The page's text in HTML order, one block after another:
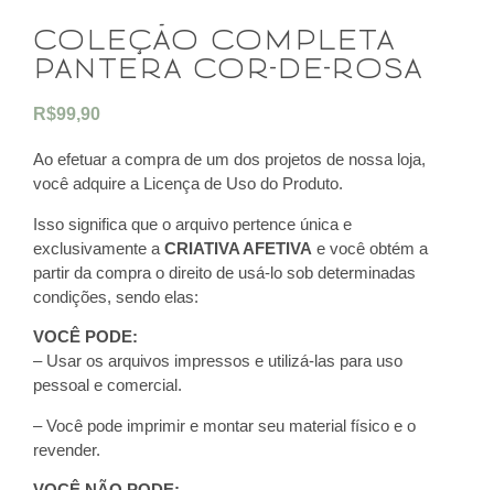
coleção completa
pantera cor-de-rosa
R$99,90
Ao efetuar a compra de um dos projetos de nossa loja,
você adquire a Licença de Uso do Produto.
Isso significa que o arquivo pertence única e
exclusivamente a CRIATIVA AFETIVA e você obtém a
partir da compra o direito de usá-lo sob determinadas
condições, sendo elas:
VOCÊ PODE:
– Usar os arquivos impressos e utilizá-las para uso
pessoal e comercial.
– Você pode imprimir e montar seu material físico e o
revender.